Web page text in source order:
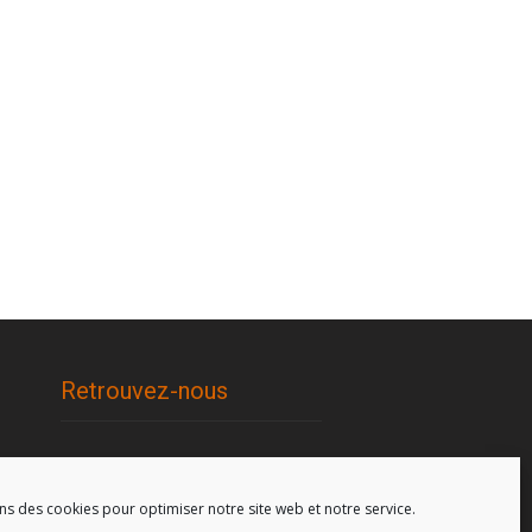
des cookies pour optimiser notre site web et notre service.
Retrouvez-nous
96, rue de la Station à Soignies